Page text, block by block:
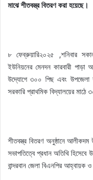
মাঝে শীতবস্ত্র বিতরণ করা হয়েছে।
৮ ফেব্রুয়ারি২০২৫ ,শনিবার
ইউনিয়নের মেনদন কারবারী
উদ্যোগে ৩০০ পিছ এবং উপজেলা
সরকারি প্রাথমিক বিদ্যালয়ের
শীতবস্ত্র বিতরণ অনুষ্ঠানে
সভাপতিত্বে প্রধান অতিথি হিসেবে
বান্দরবান জেলা বিএনপির আহ্বায়ক